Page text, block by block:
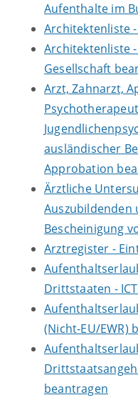
Aufenthalte im
Architektenliste
Architektenliste
Gesellschaft
Arzt, Zahnarzt,
ausländischer
Approbation
Ärztliche
Auszubildenden
Bescheinigung
Arztregister -
Drittstaaten -
(Nicht-EU/EWR)
beantragen